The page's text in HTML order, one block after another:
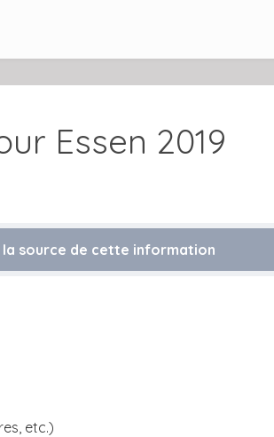
Essen 2019
source de cette information
etc.)